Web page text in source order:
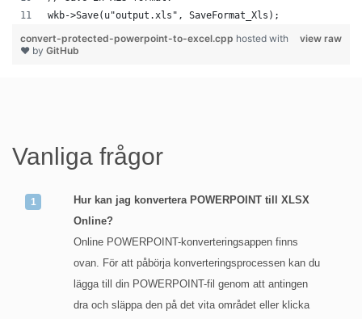
wkb->Save(u"output.xls", SaveFormat_Xls);
view raw
convert-protected-powerpoint-to-excel.cpp hosted with
❤ by GitHub
Vanliga frågor
Hur kan jag konvertera POWERPOINT till XLSX
Online?
Online POWERPOINT-konverteringsappen finns
ovan. För att påbörja konverteringsprocessen kan du
lägga till din POWERPOINT-fil genom att antingen
dra och släppa den på det vita området eller klicka